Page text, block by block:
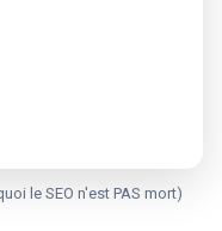
le SEO n'est PAS mort)